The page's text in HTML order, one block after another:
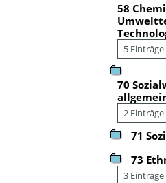
58
5 Einträge
70
2 Einträge
71
73
3 Einträge